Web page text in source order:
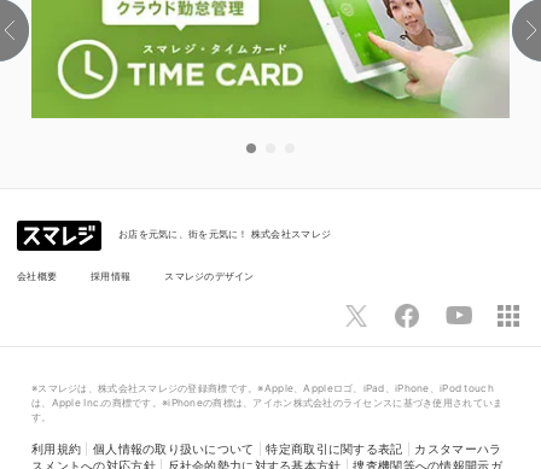
お店を元気に、街を元気に！ 株式会社スマレジ
会社概要 採用情報 スマレジのデザイン
※スマレジは、株式会社スマレジの登録商標です。※Apple、Appleロゴ、iPad、iPhone、iPod touch
は、Apple Inc.の商標です。※iPhoneの商標は、アイホン株式会社のライセンスに基づき使用されていま
す。
利用規約 個人情報の取り扱いについて |特定商取引に関する表記
カスタマーハラ
スメントへの対応方針| 反社会的勢力に対する基本方針 |捜査機関等への情報開示ガ